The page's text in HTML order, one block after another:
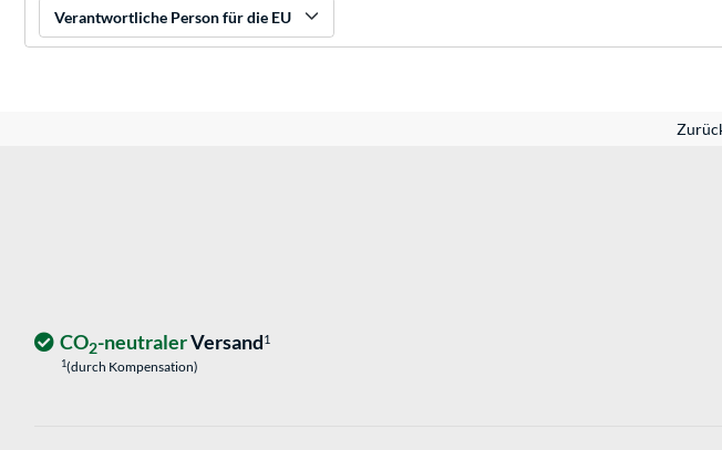
Verantwortliche Person für die EU
CO2-neutralerVersand1
1(durch Kompensation)